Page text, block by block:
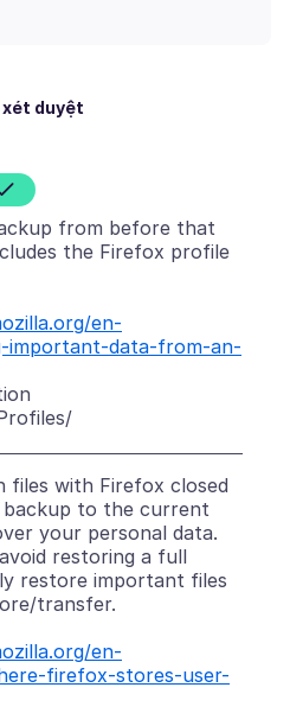
xét duyệt
from before that
the Firefox profile
en-
important-data-from-an-
files with Firefox closed
to the current
your personal data.
restoring a full
restore important files
en-
firefox-stores-user-